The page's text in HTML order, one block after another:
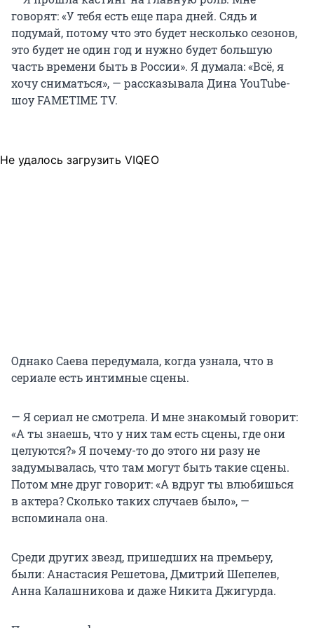
говорят: «У тебя есть еще пара дней. Сядь и
подумай, потому что это будет несколько сезонов,
это будет не один год и нужно будет большую
часть времени быть в России». Я думала: «Всё, я
хочу сниматься», — рассказывала Дина YouTube-
шоу FAMETIME TV.
Не удалось загрузить VIQEO
Однако Саева передумала, когда узнала, что в
сериале есть интимные сцены.
— Я сериал не смотрела. И мне знакомый говорит:
«А ты знаешь, что у них там есть сцены, где они
целуются?» Я почему-то до этого ни разу не
задумывалась, что там могут быть такие сцены.
Потом мне друг говорит: «А вдруг ты влюбишься
в актера? Сколько таких случаев было», —
вспоминала она.
Среди других звезд, пришедших на премьеру,
были: Анастасия Решетова, Дмитрий Шепелев,
Анна Калашникова и даже Никита Джигурда.